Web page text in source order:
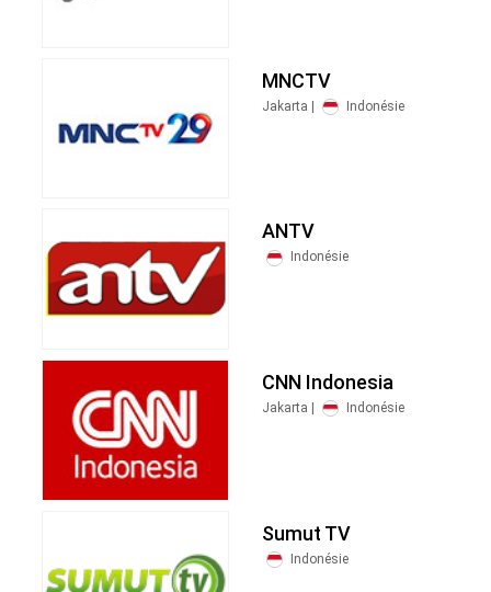
MNCTV
Jakarta | Indonésie
ANTV
Indonésie
CNN Indonesia
Jakarta | Indonésie
Sumut TV
Indonésie